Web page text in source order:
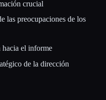
crucial
las preocupaciones de los
hacia el informe
de la dirección